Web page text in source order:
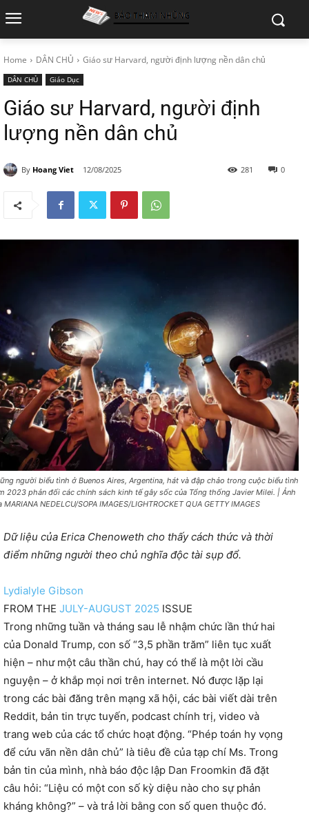
Home DÂN CHỦ Giáo sư Harvard, người định lượng nền dân chủ
DÂN CHỦ Giáo Dục
Giáo sư Harvard, người định
lượng nền dân chủ
By Hoang Viet 12/08/2025 0
281
người biểu tình ở Buenos Aires, Argentina, hát và đập chảo trong cuộc biểu tình
2023 phản đối các chính sách kinh tế gây sốc của Tổng thống Javier Milei. | Ảnh
MARIANA NEDELCU/SOPA IMAGES/LIGHTROCKET QUA GETTY IMAGES
Dữ liệu của Erica Chenoweth cho thấy cách thức và thời
điểm những người theo chủ nghĩa độc tài sụp đổ.
Lydialyle Gibson
FROM THE JULY-AUGUST 2025 ISSUE
Trong những tuần và tháng sau lễ nhậm chức lần thứ hai
của Donald Trump, con số “3,5 phần trăm” liên tục xuất
hiện – như một câu thần chú, hay có thể là một lời cầu
nguyện – ở khắp mọi nơi trên internet. Nó được lặp lại
trong các bài đăng trên mạng xã hội, các bài viết dài trên
Reddit, bản tin trực tuyến, podcast chính trị, video và
trang web của các tổ chức hoạt động. “Phép toán hy vọng
để cứu vãn nền dân chủ” là tiêu đề của tạp chí Ms. Trong
bản tin của mình, nhà báo độc lập Dan Froomkin đã đặt
câu hỏi: “Liệu có một con số kỳ diệu nào cho sự phản
kháng không?” – và trả lời bằng con số quen thuộc đó.